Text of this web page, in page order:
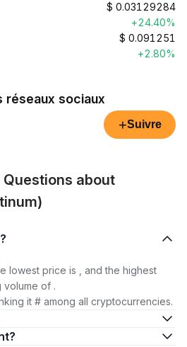
$ 0.03129284
+24.40%
$ 0.091251
+2.80%
réseaux sociaux
+Suivre
about
lowest price is , and the highest
volume of .
it # among all cryptocurrencies.